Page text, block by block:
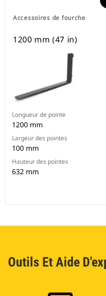
Accessoires de fourche
1200 mm (47 in)
Longueur de pointe
1200 mm
Largeur des pointes
100 mm
Hauteur des pointes
632 mm
Outils Et Aide